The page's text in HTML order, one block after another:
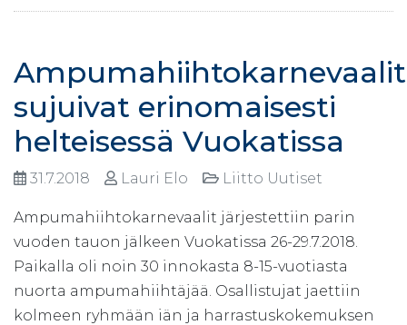
Ampumahiihtokarnevaalit
sujuivat erinomaisesti
helteisessä Vuokatissa
31.7.2018 Lauri Elo Liitto Uutiset
Ampumahiihtokarnevaalit järjestettiin parin
vuoden tauon jälkeen Vuokatissa 26-29.7.2018.
Paikalla oli noin 30 innokasta 8-15-vuotiasta
nuorta ampumahiihtäjää. Osallistujat jaettiin
kolmeen ryhmään iän ja harrastuskokemuksen